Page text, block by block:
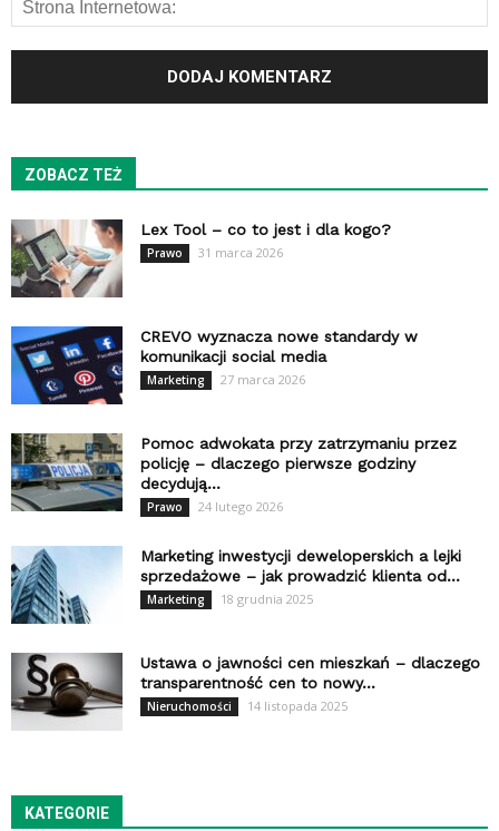
ZOBACZ TEŻ
Lex Tool – co to jest i dla kogo?
Prawo 31 marca 2026
CREVO wyznacza nowe standardy w
komunikacji social media
Marketing 27 marca 2026
Pomoc adwokata przy zatrzymaniu przez
policję – dlaczego pierwsze godziny
decydują...
Prawo 24 lutego 2026
Marketing inwestycji deweloperskich a lejki
sprzedażowe – jak prowadzić klienta od...
Marketing 18 grudnia 2025
Ustawa o jawności cen mieszkań – dlaczego
transparentność cen to nowy...
Nieruchomości 14 listopada 2025
KATEGORIE